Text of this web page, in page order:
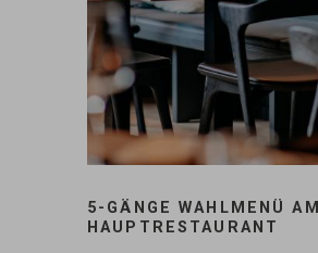
5-GÄNGE WAHLMENÜ
HAUPTRESTAURANT